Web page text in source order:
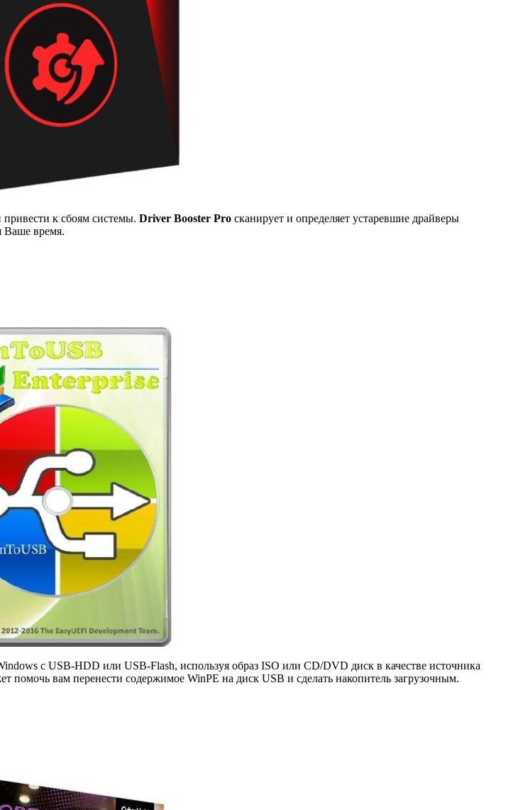
к сбоям системы. Driver Booster Pro сканирует и определяет устаревшие драйверы
Ваше время.
с USB-HDD или USB-Flash, используя образ ISO или CD/DVD диск в качестве источника
помочь вам перенести содержимое WinPE на диск USB и сделать накопитель загрузочным.